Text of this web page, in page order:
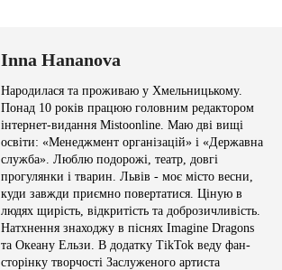
Inna Hananova
Народилася та проживаю у Хмельницькому.
Понад 10 років працюю головним редактором
інтернет-видання Mistoonline. Маю дві вищі
освіти: «Менеджмент організацій» і «Державна
служба». Люблю подорожі, театр, довгі
прогулянки і тварин. Львів - моє місто весни,
куди завжди приємно повертатися. Ціную в
людях щирість, відкритість та доброзичливість.
Натхнення знаходжу в піснях Imagine Dragons
та Океану Ельзи. В додатку TikTok веду фан-
сторінку творчості Заслуженого артиста